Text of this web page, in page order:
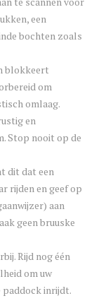
een
bochten zoals
blokkeert
om
omlaag.
en
Stop nooit op de
dit dat een
rijden en geef op
aan
geen bruuske
Rijd nog één
om uw
paddock inrijdt.